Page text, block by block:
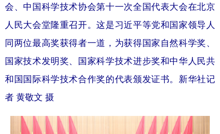
会、中国科学技术协会第十一次全国代表大会在北京
人民大会堂隆重召开。这是习近平等党和国家领导人
同两位最高奖获得者一道，为获得国家自然科学奖、
国家技术发明奖、国家科学技术进步奖和中华人民共
和国国际科学技术合作奖的代表颁发证书。新华社记
者 黄敬文 摄